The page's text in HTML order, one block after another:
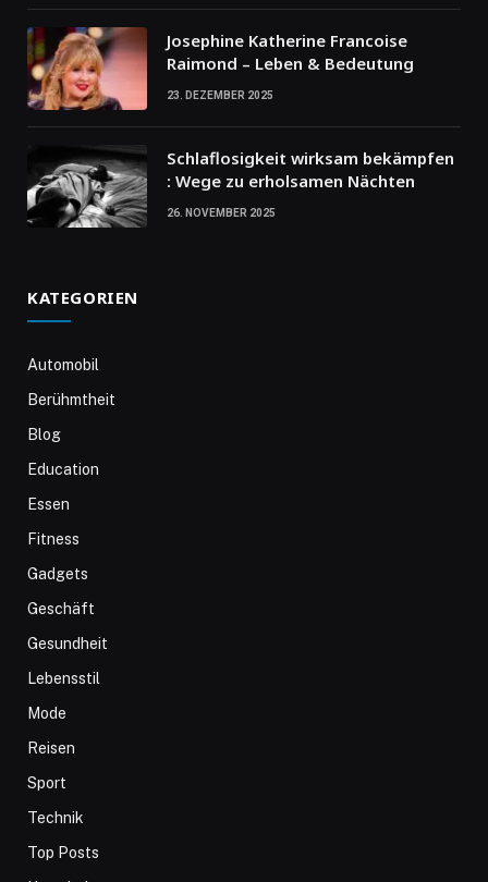
Josephine Katherine Francoise
Raimond – Leben & Bedeutung
23. DEZEMBER 2025
Schlaflosigkeit wirksam bekämpfen
: Wege zu erholsamen Nächten
26. NOVEMBER 2025
KATEGORIEN
Automobil
Berühmtheit
Blog
Education
Essen
Fitness
Gadgets
Geschäft
Gesundheit
Lebensstil
Mode
Reisen
Sport
Technik
Top Posts